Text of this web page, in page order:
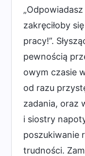
zakręciłoby
pracy!”.
pewnością
owym czasie
od razu
zadania, oraz
i siostry
poszukiwanie
trudności.